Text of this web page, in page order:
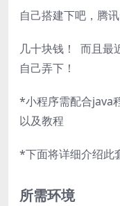
自己搭建下吧，腾
几十块钱！ 而且最
自己弄下！
*小程序需配合java
以及教程
*下面将详细介绍此
所需环境